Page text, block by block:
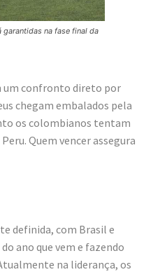
garantidas na fase final da
um confronto direto por
chegam embalados pela
os colombianos tentam
Quem vencer assegura
definida, com Brasil e
ano que vem e fazendo
na liderança, os